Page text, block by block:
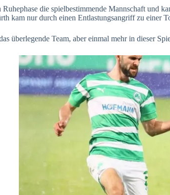
die spielbestimmende Mannschaft
kam nur durch einen Entlastungsangriff zu einer
überlegende Team, aber einmal mehr in dieser